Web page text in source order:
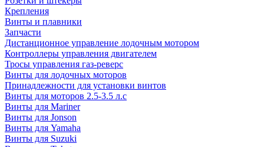
Крепления
Винты и плавники
Запчасти
Дистанционное управление лодочным мотором
Контроллеры управления двигателем
Тросы управления газ-реверс
Винты для лодочных моторов
Принадлежности для установки винтов
Винты для моторов 2.5-3.5 л.с
Винты для Mariner
Винты для Jonson
Винты для Yamaha
Винты для Suzuki